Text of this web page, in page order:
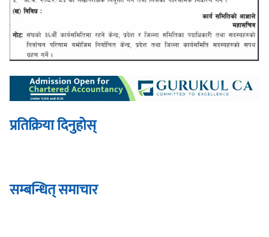
प्रतिक्रिया दिनुहोस्
सम्बन्धित् समाचार